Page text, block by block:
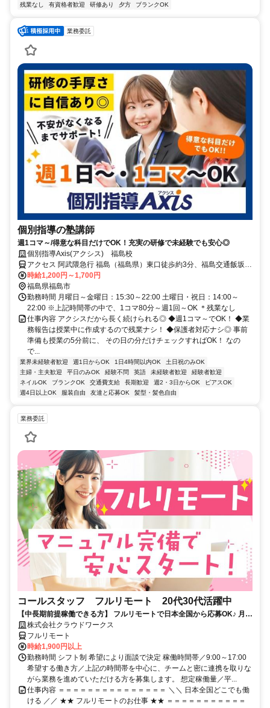
残業なし
有資格者歓迎 研修あり 夕方 ブランクOK
業務委託
個別指導の塾講師
週1コマ～/得意な科目だけでOK！充実の研修で未経験でも安心◎
個別指導Axis(アクシス) 福島校
アクセス 阿武隈急行 福島（福島県）東口徒歩約3分、福島交通飯坂線
福島（福島県）東口徒歩約3分、ＪＲ奥羽本線 福島（福島県）東口徒
歩約3分
時給1,200円～1,700円
福島県福島市
勤務時間 月曜日～金曜日：15:30～22:00 土曜日・祝日：14:00～
22:00 ※上記時間帯の中で、1コマ80分～週1回～OK ＊残業なし
仕事内容 アクシスだから長く続けられる◎ ◆週1コマ～でOK！ ◆業
務報告は授業中に作成するので残業ナシ！ ◆保護者対応ナシ◎ 事前
準備も授業の5分前に、 その日の分だけチェックすればOK！ なの
で...
業界未経験者歓迎 週1日からOK 1日4時間以内OK
土日祝のみOK
主婦・主夫歓迎
平日のみOK 経験不問 英語 未経験者歓迎
経験者歓迎
ネイルOK
ブランクOK 交通費支給 長期歓迎 週2・3日からOK
ピアスOK
週4日以上OK
服装自由 友達と応募OK 髪型・髪色自由
業務委託
コールスタッフ フルリモート 20代30代活躍中
【中長期前提稼働できる方】 フルリモートで日本全国から応募OK♪ 月稼
働80時間で安定収入！
株式会社クラウドワークス
フルリモート
時給1,900円以上
勤務時間 シフト制 希望により面談で決定 稼働時間帯／9:00～17:00
希望する働き方／上記の時間帯を中心に、チームと密に連携を取りな
がら業務を進めていただける方を募集します。 想定稼働量／平...
仕事内容 ＝＝＝＝＝＝＝＝＝＝＝＝＝＝＝ ＼＼ 日本全国どこでも働
ける ／／ ★★ フルリモートのお仕事 ★★ ＝＝＝＝＝＝＝＝＝＝＝